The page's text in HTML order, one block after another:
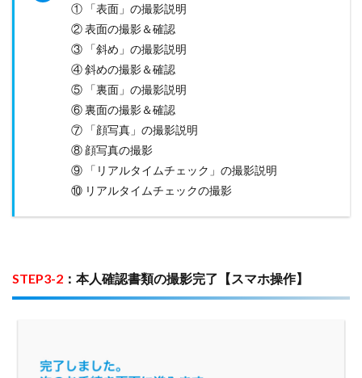
① 「表面」の撮影説明
② 表面の撮影＆確認
③ 「斜め」の撮影説明
④ 斜めの撮影＆確認
⑤ 「裏面」の撮影説明
⑥ 裏面の撮影＆確認
⑦ 「顔写真」の撮影説明
⑧ 顔写真の撮影
⑨ 「リアルタイムチェック」の撮影説明
⑩ リアルタイムチェックの撮影
STEP3-2 ：本人確認書類の撮影完了【スマホ操作】